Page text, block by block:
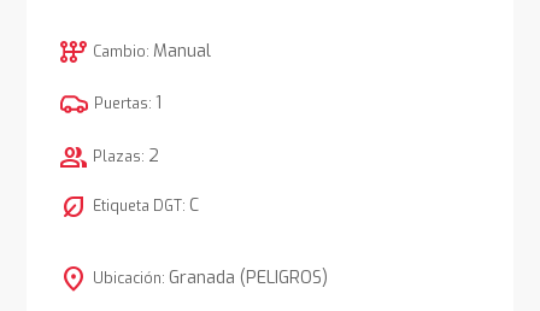
auto_transmission Cambio: Manual
Puertas: 1
group Plazas: 2
nest_eco_leaf Etiqueta DGT: C
location_on Ubicación: Granada (PELIGROS)